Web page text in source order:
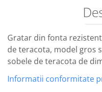
Gratar din fonta
de teracota, model gros
sobele de teracota de
Informatii conformitate